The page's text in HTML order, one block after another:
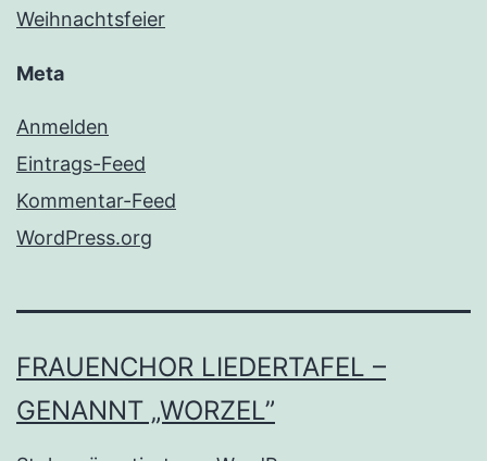
Weihnachtsfeier
Meta
Anmelden
Eintrags-Feed
Kommentar-Feed
WordPress.org
FRAUENCHOR LIEDERTAFEL –
GENANNT „WORZEL”